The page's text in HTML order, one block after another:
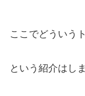
ここでどういう
という紹介はし